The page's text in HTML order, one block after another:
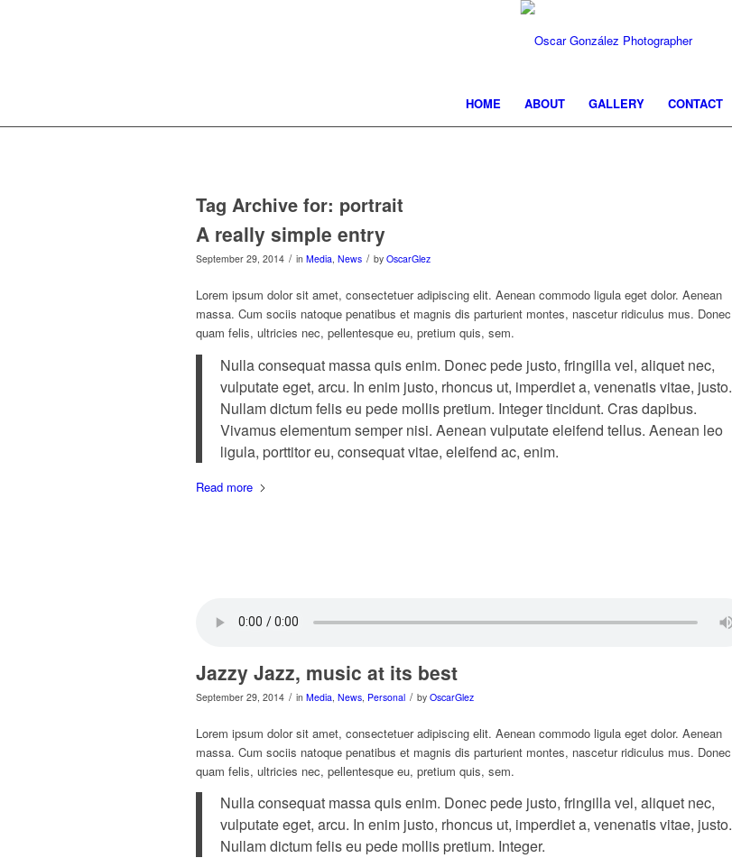
HOME ABOUT GALLERY CONTACT
Tag Archive for: portrait
A really simple entry
September 29, 2014 / in Media, News / by OscarGlez
Lorem ipsum dolor sit amet, consectetuer adipiscing elit. Aenean commodo ligula eget dolor. Aenean
massa. Cum sociis natoque penatibus et magnis dis parturient montes, nascetur ridiculus mus. Donec
quam felis, ultricies nec, pellentesque eu, pretium quis, sem.
Nulla consequat massa quis enim. Donec pede justo, fringilla vel, aliquet nec,
vulputate eget, arcu. In enim justo, rhoncus ut, imperdiet a, venenatis vitae, justo.
Nullam dictum felis eu pede mollis pretium. Integer tincidunt. Cras dapibus.
Vivamus elementum semper nisi. Aenean vulputate eleifend tellus. Aenean leo
ligula, porttitor eu, consequat vitae, eleifend ac, enim.
Read more
Jazzy Jazz, music at its best
September 29, 2014 / in Media News Personal / by OscarGlez
Lorem ipsum dolor sit amet, consectetuer adipiscing elit. Aenean commodo ligula eget dolor. Aenean
massa. Cum sociis natoque penatibus et magnis dis parturient montes, nascetur ridiculus mus. Donec
quam felis, ultricies nec, pellentesque eu, pretium quis, sem.
Nulla consequat massa quis enim. Donec pede justo, fringilla vel, aliquet nec,
vulputate eget, arcu. In enim justo, rhoncus ut, imperdiet a, venenatis vitae, justo.
Nullam dictum felis eu pede mollis pretium. Integer.